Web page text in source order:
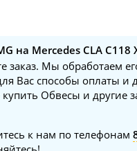
на Mercedes CLA C118
заказ. Мы обработаем
Вас способы оплаты и
Обвесы и другие
к нам по телефонам